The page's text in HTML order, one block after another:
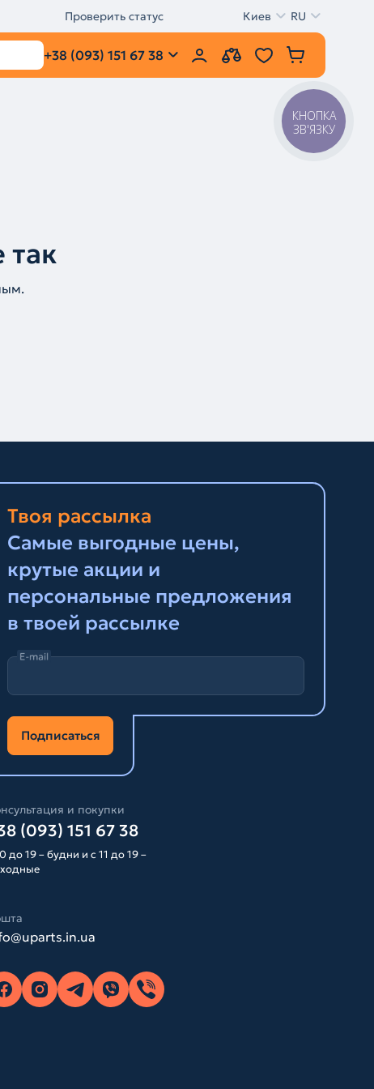
Проверить статус Киев RU
+38 (093) 151 67 38
так
Твоя рассылка
Самые выгодные цены,
крутые акции и
персональные предложения
в твоей рассылке
E-mail
Подписаться
и покупки
(093) 151 67 38
до 19 – будни и с 11 до 19 –
КНОПКА
ЗВ'ЯЗКУ